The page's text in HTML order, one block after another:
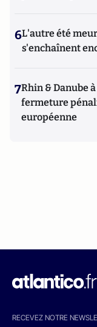
6L'autre été
s'enchaînent
7Rhin & Danube
fermeture
européenne
RECEVEZ NOTRE